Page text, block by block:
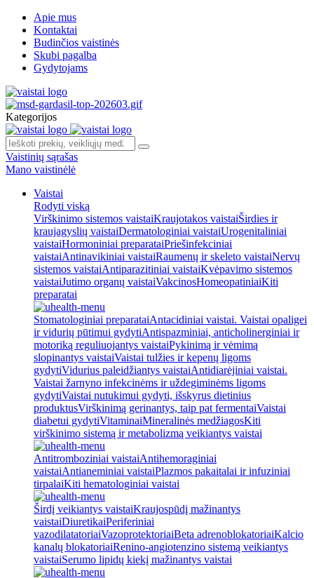
Apie mus
Kontaktai
Budinčios vaistinės
Skubi pagalba
Gydytojams
Kategorijos
Vaistinių sąrašas
Mano vaistinėlė
Vaistai
Rodyti viską
Virškinimo sistemos vaistaiKraujotakos vaistaiŠirdies ir
kraujagyslių vaistaiDermatologiniai vaistaiUrogenitaliniai
vaistaiHormoniniai preparataiPriešinfekciniai
vaistaiAntinavikiniai vaistaiRaumenų ir skeleto vaistaiNervų
sistemos vaistaiAntiparazitiniai vaistaiKvėpavimo sistemos
vaistaiJutimo organų vaistaiVakcinosHomeopatiniaiKiti
preparatai
Stomatologiniai preparataiAntacidiniai vaistai. Vaistai opaligei
ir vidurių pūtimui gydytiAntispazminiai, anticholinerginiai ir
motoriką reguliuojantys vaistaiPykinimą ir vėmimą
slopinantys vaistaiVaistai tulžies ir kepenų ligoms
gydytiVidurius paleidžiantys vaistaiAntidiarėjiniai vaistai.
Vaistai žarnyno infekcinėms ir uždegiminėms ligoms
gydytiVaistai nutukimui gydyti, išskyrus dietinius
produktusVirškinimą gerinantys, taip pat fermentaiVaistai
diabetui gydytiVitaminaiMineralinės medžiagosKiti
virškinimo sistemą ir metabolizmą veikiantys vaistai
Antitromboziniai vaistaiAntihemoraginiai
vaistaiAntianeminiai vaistaiPlazmos pakaitalai ir infuziniai
tirpalaiKiti hematologiniai vaistai
Širdį veikiantys vaistaiKraujospūdį mažinantys
vaistaiDiuretikaiPeriferiniai
vazodilatatoriaiVazoprotektoriaiBeta adrenoblokatoriaiKalcio
kanalų blokatoriaiRenino-angiotenzino sistemą veikiantys
vaistaiSerumo lipidų kiekį mažinantys vaistai